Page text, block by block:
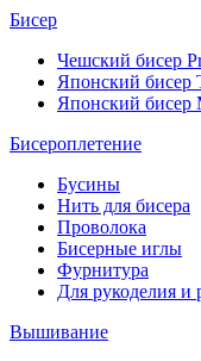
Бисер
Чешский бисер
Японский бисер
Японский бисер
Бисероплетение
Бусины
Нить для бисера
Проволока
Бисерные иглы
Фурнитура
Для рукоделия и
Вышивание